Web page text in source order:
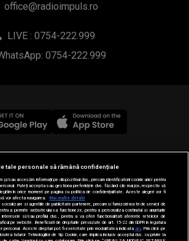
office@radioimpuls.ro
LIVE : 0754-222.999
0754-222.999
MEDIA INTERNATIONAL SA, Toate
drepturile rezervate.
tale personale să rămână confidențiale
și/sau accesăm informații pe dispozitivul dvs., precum identificatorii cookie unici pentru
Puteți accepta sau gestiona preferințele dvs. făcând clic mai jos, respectiv vă
în orice moment pe pagina cu politica de confidențialitate. Aceste alegeri vor fi
vor afecta navigarea.
Mai multe detalii
socializare si agentiile de publicitate partenere, precum si furnizorii nostri de servicii de
a permite website-ului sa functioneze, pentru a personaliza continutul si anunturile
si/sau profilul dvs., pentru a va oferi functionalitati aferente retelelor de
pe website. Beneficiati de drepturile prevazute de art. 15-22 din GDPR in legatura
personal. Aceste drepturi pot fi exercitate prin modalitatea indicataaici . Prin click pe
tuturor Tehnologiilor de tip Cookie, care implica inclusiv acceptul dvs. cu privire la